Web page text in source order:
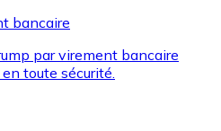
et Mastercard pour acheter
bancaire
par virement bancaire
toute sécurité.